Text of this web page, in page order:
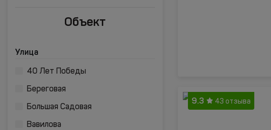
Объект
Улица
40 Лет Победы
Береговая
Большая Садовая
Вавилова
9.3 43 отзыва